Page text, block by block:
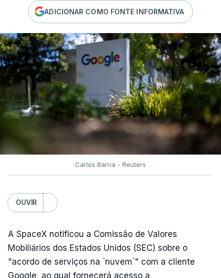
ADICIONAR COMO FONTE INFORMATIVA
Carlos Barria - Reuters
OUVIR
A SpaceX notificou a Comissão de Valores
Mobiliários dos Estados Unidos (SEC) sobre o
"acordo de serviços na `nuvem`" com a cliente
Google, ao qual fornecerá acesso a